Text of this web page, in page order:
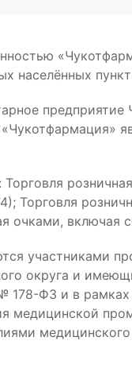
населённых
Торговля
очками,
участниками
округа и
178-ФЗ и в
медицинской
медицинского